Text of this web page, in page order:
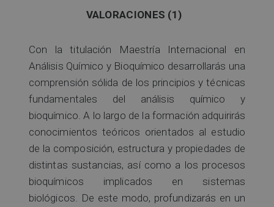
VALORACIONES (1)
Con la titulación Maestría Internacional en
Análisis Químico y Bioquímico desarrollarás una
comprensión sólida de los principios y técnicas
fundamentales del análisis químico y
bioquímico. A lo largo de la formación adquirirás
conocimientos teóricos orientados al estudio
de la composición, estructura y propiedades de
distintas sustancias, así como a los procesos
bioquímicos implicados en sistemas
biológicos. De este modo, profundizarás en un